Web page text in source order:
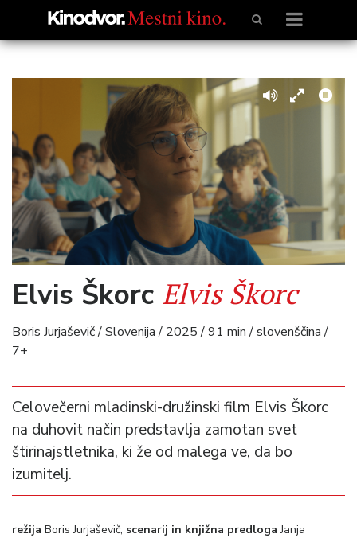
Elvis Škorc Elvis Škorc
Boris Jurjaševič / Slovenija / 2025 / 91 min / slovenščina /
7+
Celovečerni mladinski-družinski film Elvis Škorc
na duhovit način predstavlja zamotan svet
štirinajstletnika, ki že od malega ve, da bo
izumitelj.
režija Boris Jurjaševič, scenarij in knjižna predlogaJanja